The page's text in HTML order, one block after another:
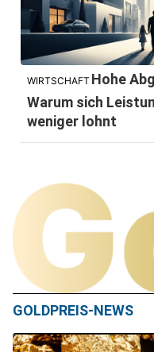
WIRTSCHAFT Hohe
Warum sich
weniger lohnt
GOLDPREIS-NEWS